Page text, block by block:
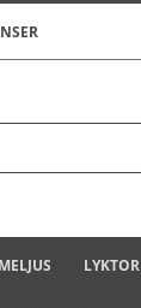
LYKTOR